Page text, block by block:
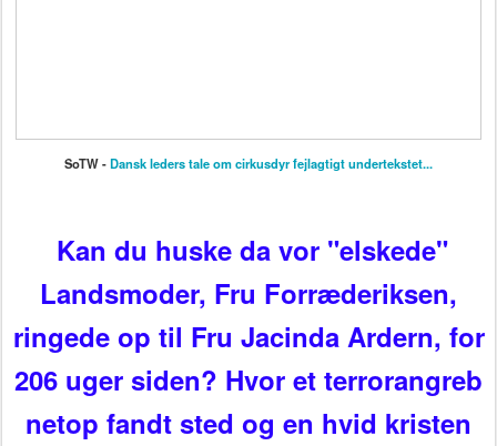
SoTW -Dansk leders tale om cirkusdyr fejlagtigt undertekstet...
Kan du huske da vor "elskede"
Landsmoder, Fru Forræderiksen,
ringede op til Fru Jacinda Ardern, for
206 uger siden? Hvor et terrorangreb
netop fandt sted og en hvid kristen